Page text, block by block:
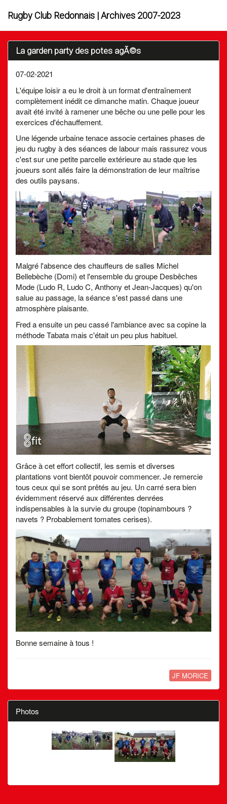
Rugby Club Redonnais | Archives 2007-2023
La garden party des potes agÃ©s
07-02-2021
L'équipe loisir a eu le droit à un format d'entraînement
complètement inédit ce dimanche matin. Chaque joueur
avait été invité à ramener une bêche ou une pelle pour les
exercices d'échauffement.
Une légende urbaine tenace associe certaines phases de
jeu du rugby à des séances de labour mais rassurez vous
c'est sur une petite parcelle extérieure au stade que les
joueurs sont allés faire la démonstration de leur maîtrise
des outils paysans.
Malgré l'absence des chauffeurs de salles Michel
Bellebèche (Domi) et l'ensemble du groupe Desbêches
Mode (Ludo R, Ludo C, Anthony et Jean-Jacques) qu'on
salue au passage, la séance s'est passé dans une
atmosphère plaisante.
Fred a ensuite un peu cassé l'ambiance avec sa copine la
méthode Tabata mais c'était un peu plus habituel.
Grâce à cet effort collectif, les semis et diverses
plantations vont bientôt pouvoir commencer. Je remercie
tous ceux qui se sont prêtés au jeu. Un carré sera bien
évidemment réservé aux différentes denrées
indispensables à la survie du groupe (topinambours ?
navets ? Probablement tomates cerises).
Bonne semaine à tous !
JF MORICE
Photos